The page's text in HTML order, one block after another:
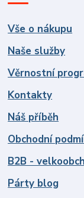
Vše o nákupu
Naše služby
Věrnostní
Kontakty
Náš příběh
Obchodní
B2B -
Párty blog